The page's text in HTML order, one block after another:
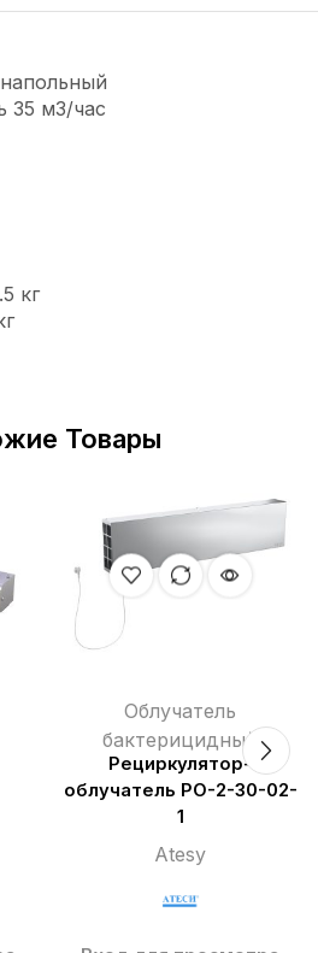
35 м3/час
кг
Товары
Облучатель
бактерицидный
Рециркулятор-
облучатель РО-2-30-02-
1
Atesy